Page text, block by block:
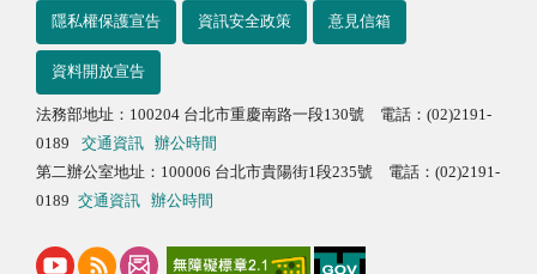
隱私權保護宣告 資訊安全政策 意見信箱
資料開放宣告
法務部地址：100204 台北市重慶南路一段130號 電話：(02)2191-
0189
交通資訊
辦公時間
第二辦公室地址：100006 台北市貴陽街1段235號 電話：(02)2191-
0189 交通資訊 辦公時間